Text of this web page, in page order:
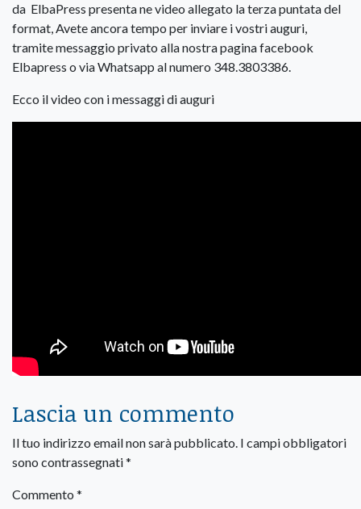
da ElbaPress presenta ne video allegato la terza puntata del
format, Avete ancora tempo per inviare i vostri auguri,
tramite messaggio privato alla nostra pagina facebook
Elbapress o via Whatsapp al numero 348.3803386.
Ecco il video con i messaggi di auguri
Lascia un commento
Il tuo indirizzo email non sarà pubblicato. I campi obbligatori
sono contrassegnati*
Commento *